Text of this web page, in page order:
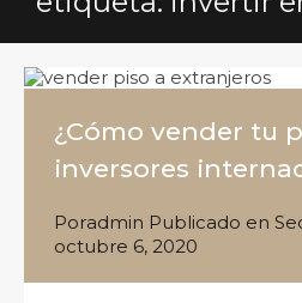
¿Cómo vender tu
inversores
Poradmin Publicado en
octubre 6, 2020